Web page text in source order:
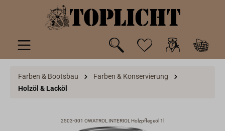
springen
Farben & Bootsbau
Farben & Konservierung
Holzöl & Lacköl
2503-001 OWATROL INTERIOL Holzpflegeöl 1l